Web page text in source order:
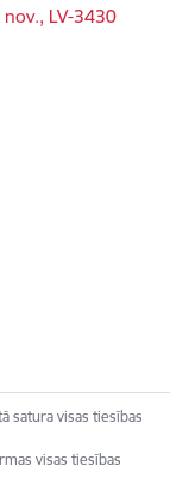
LV-3430
satura visas tiesības
visas tiesības